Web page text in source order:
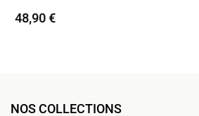
48,90 €
NOS COLLECTIONS